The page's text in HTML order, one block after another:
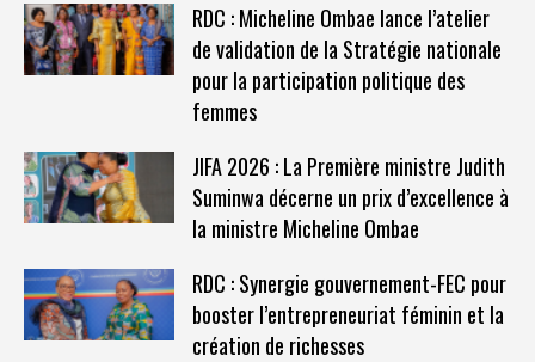
RDC : Micheline Ombae lance l’atelier
de validation de la Stratégie nationale
pour la participation politique des
femmes
JIFA 2026 : La Première ministre Judith
Suminwa décerne un prix d’excellence à
la ministre Micheline Ombae
RDC : Synergie gouvernement-FEC pour
booster l’entrepreneuriat féminin et la
création de richesses